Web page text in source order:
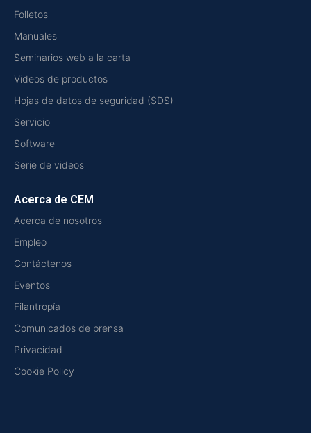
Folletos
Manuales
Seminarios web a la carta
Videos de productos
Hojas de datos de seguridad (SDS)
Servicio
Software
Serie de videos
Acerca de CEM
Acerca de nosotros
Empleo
Contáctenos
Eventos
Filantropía
Comunicados de prensa
Privacidad
Cookie Policy